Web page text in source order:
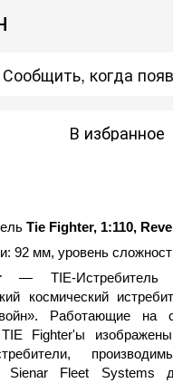
Сообщить, когда
В избранное
Tie Fighter, 1:110,
92 мм, уровень
— TIE-Истребитель
космический
Работающие на
TIE Fighter'ы
Sienar Fleet Systems